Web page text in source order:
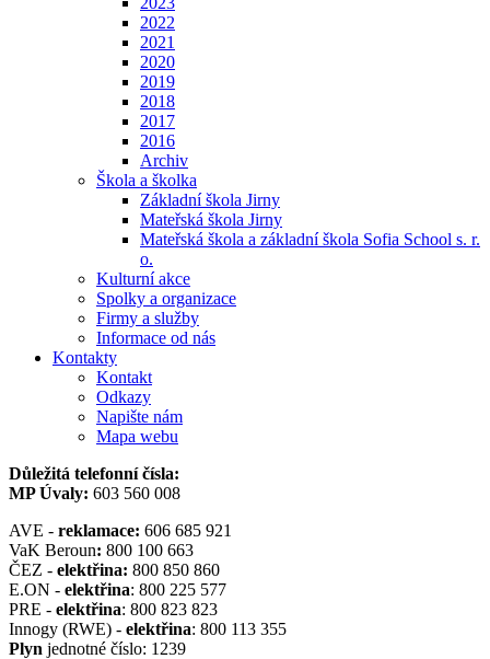
2022
2021
2020
2019
2018
2017
2016
Archiv
Škola a školka
Základní škola Jirny
Mateřská škola Jirny
Mateřská škola a základní škola Sofia School s. r.
o.
Kulturní akce
Spolky a organizace
Firmy a služby
Informace od nás
Kontakty
Kontakt
Odkazy
Napište nám
Mapa webu
Důležitá telefonní čísla:
MP Úvaly: 603 560 008
AVE - reklamace: 606 685 921
VaK Beroun: 800 100 663
ČEZ - elektřina: 800 850 860
E.ON - elektřina: 800 225 577
PRE - elektřina: 800 823 823
Innogy (RWE) - elektřina: 800 113 355
Plyn jednotné číslo: 1239